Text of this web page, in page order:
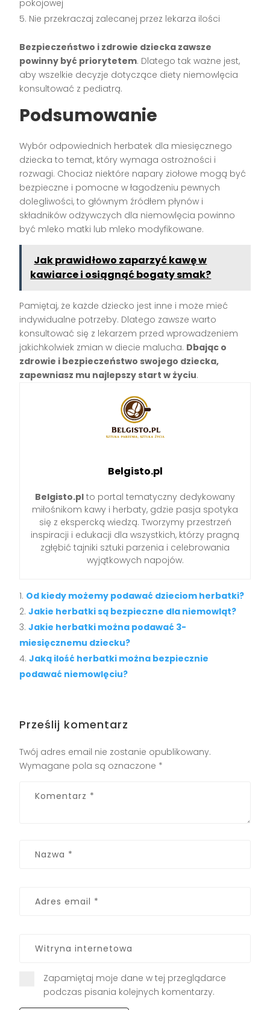
pokojowej
Nie przekraczaj zalecanej przez lekarza ilości
Bezpieczeństwo i zdrowie dziecka zawsze
powinny być priorytetem. Dlatego tak ważne jest,
aby wszelkie decyzje dotyczące diety niemowlęcia
konsultować z pediatrą.
Podsumowanie
Wybór odpowiednich herbatek dla miesięcznego
dziecka to temat, który wymaga ostrożności i
rozwagi. Chociaż niektóre napary ziołowe mogą być
bezpieczne i pomocne w łagodzeniu pewnych
dolegliwości, to głównym źródłem płynów i
składników odżywczych dla niemowlęcia powinno
być mleko matki lub mleko modyfikowane.
Jak prawidłowo zaparzyć kawę w
kawiarce i osiągnąć bogaty smak?
Pamiętaj, że każde dziecko jest inne i może mieć
indywidualne potrzeby. Dlatego zawsze warto
konsultować się z lekarzem przed wprowadzeniem
jakichkolwiek zmian w diecie malucha. Dbając o
zdrowie i bezpieczeństwo swojego dziecka,
zapewniasz mu najlepszy start w życiu.
Belgisto.pl
Belgisto.pl to portal tematyczny dedykowany
miłośnikom kawy i herbaty, gdzie pasja spotyka
się z ekspercką wiedzą. Tworzymy przestrzeń
inspiracji i edukacji dla wszystkich, którzy pragną
zgłębić tajniki sztuki parzenia i celebrowania
wyjątkowych napojów.
Od kiedy możemy podawać dzieciom herbatki?
Jakie herbatki są bezpieczne dla niemowląt?
Jakie herbatki można podawać 3-
miesięcznemu dziecku?
Jaką ilość herbatki można bezpiecznie
podawać niemowlęciu?
Prześlij komentarz
Twój adres email nie zostanie opublikowany.
Wymagane pola są oznaczone *
Zapamiętaj moje dane w tej przeglądarce
podczas pisania kolejnych komentarzy.